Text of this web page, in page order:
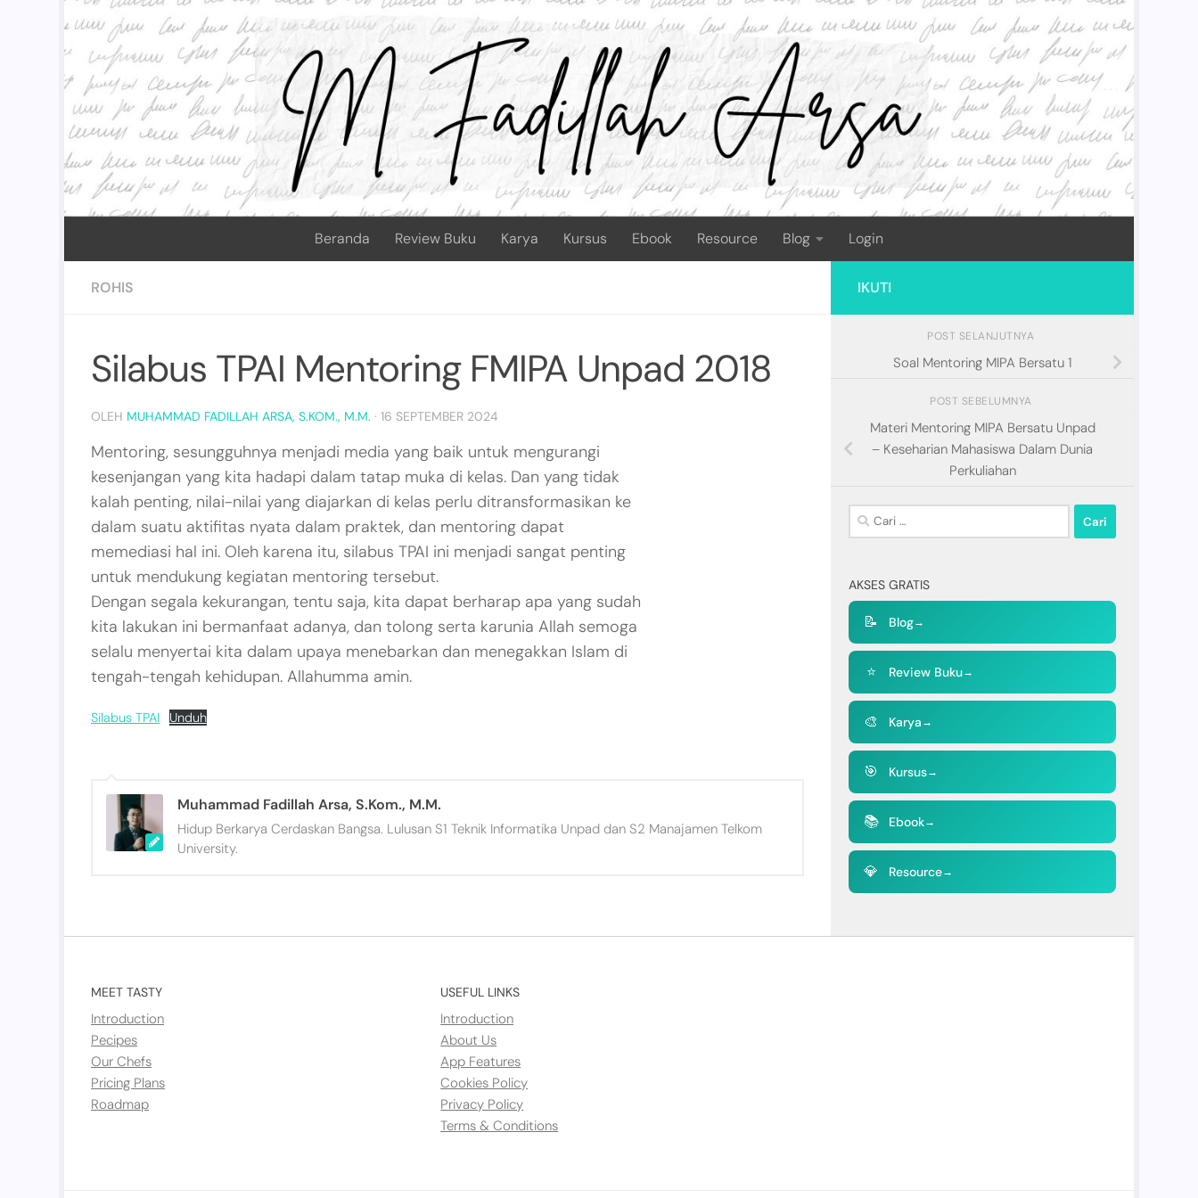
Skip to content
Beranda Review Buku Karya Kursus Ebook Resource Blog Login
ROHIS
Silabus TPAI Mentoring FMIPA Unpad 2018
OLEH MUHAMMAD FADILLAH ARSA, S.KOM., M.M. · 16 SEPTEMBER 2024
Mentoring, sesungguhnya menjadi media yang baik untuk mengurangi
kesenjangan yang kita hadapi dalam tatap muka di kelas. Dan yang tidak
kalah penting, nilai-nilai yang diajarkan di kelas perlu ditransformasikan ke
dalam suatu aktifitas nyata dalam praktek, dan mentoring dapat
memediasi hal ini. Oleh karena itu, silabus TPAI ini menjadi sangat penting
untuk mendukung kegiatan mentoring tersebut.
Dengan segala kekurangan, tentu saja, kita dapat berharap apa yang sudah
kita lakukan ini bermanfaat adanya, dan tolong serta karunia Allah semoga
selalu menyertai kita dalam upaya menebarkan dan menegakkan Islam di
tengah-tengah kehidupan. Allahumma amin.
Silabus TPAI Unduh
Muhammad Fadillah Arsa, S.Kom., M.M.
Hidup Berkarya Cerdaskan Bangsa. Lulusan S1 Teknik Informatika Unpad dan S2 Manajamen Telkom
University.
IKUTI
POST SELANJUTNYA
Soal Mentoring MIPA Bersatu 1
POST SEBELUMNYA
Materi Mentoring MIPA Bersatu Unpad
– Keseharian Mahasiswa Dalam Dunia
Perkuliahan
Cari
untuk:
AKSES GRATIS
📝 Blog→
⭐ Review Buku→
🎨 Karya→
🎯 Kursus→
📚 Ebook→
💎 Resource→
MEET TASTY
Introduction
Pecipes
Our Chefs
Pricing Plans
Roadmap
USEFUL LINKS
Introduction
About Us
App Features
Cookies Policy
Privacy Policy
Terms & Conditions